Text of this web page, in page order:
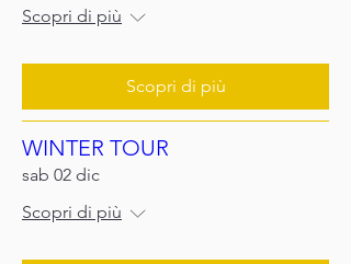
Scopri di più
Scopri di più
WINTER TOUR
sab 02 dic
Scopri di più